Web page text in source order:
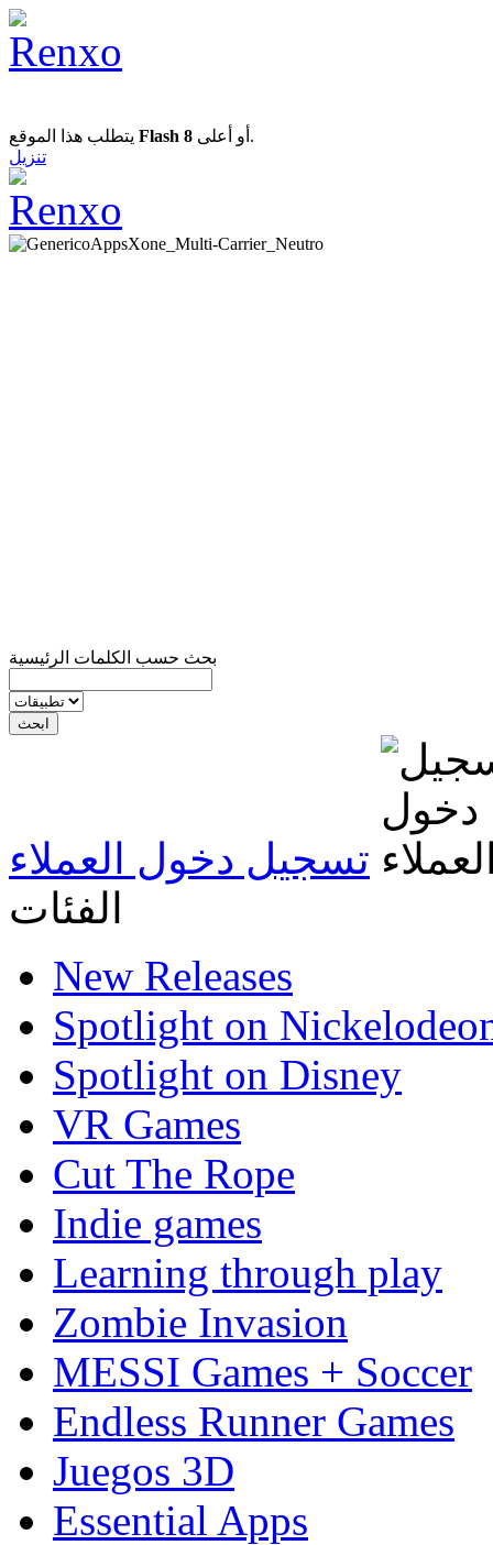
Flash 8
أو أعلى.
تنزيل
بحث حسب الكلمات الرئيسية
تسجيل دخول العملاء
الفئات
New Releases
Spotlight on
Spotlight on Disney
VR Games
Cut The Rope
Indie games
Learning through play
Zombie Invasion
MESSI Games + Soccer
Endless Runner Games
Juegos 3D
Essential Apps